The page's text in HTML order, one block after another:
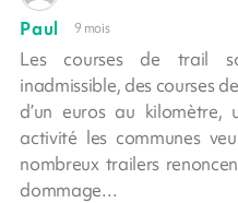
Paul 9 mois
Les courses de trail
inadmissible, des courses
d’un euros au
activité les communes
nombreux trailers
dommage…